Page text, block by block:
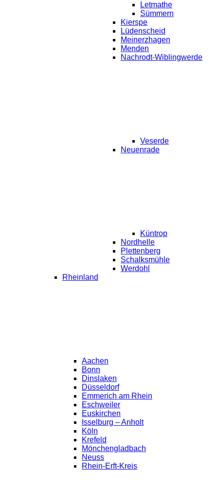
Letmathe
Sümmern
Kierspe
Lüdenscheid
Meinerzhagen
Menden
Nachrodt-Wiblingwerde
Veserde
Neuenrade
Küntrop
Nordhelle
Plettenberg
Schalksmühle
Werdohl
Rheinland
Aachen
Bonn
Dinslaken
Düsseldorf
Emmerich am Rhein
Eschweiler
Euskirchen
Isselburg – Anholt
Köln
Krefeld
Mönchengladbach
Neuss
Rhein-Erft-Kreis